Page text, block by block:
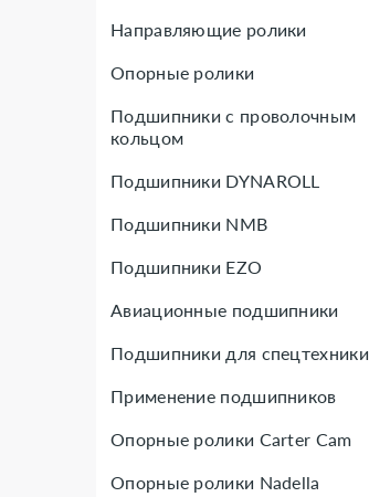
Направляющие ролики
Опорные ролики
Подшипники с проволочным
кольцом
Подшипники DYNAROLL
Подшипники NMB
Подшипники EZO
Авиационные подшипники
Подшипники для спецтехники
Применение подшипников
Опорные ролики Carter Cam
Опорные ролики Nadella